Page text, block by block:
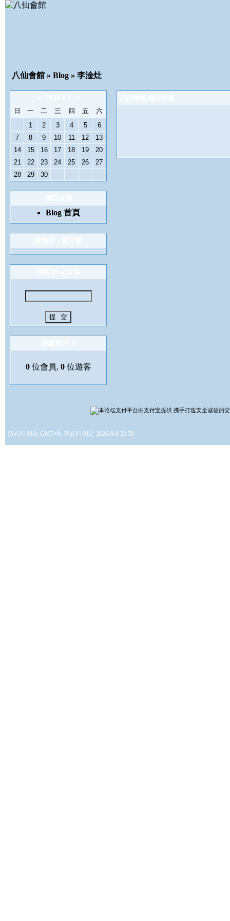
八仙會館 » Blog » 李淦灶
日
一 二 三 四 五
六
1
2 3 4 5
6
7
8 9 10 11 12
13
14
15 16 17 18 19
20
21
22 23 24 25 26
27
28
29 30
Blog 首頁
0位會員, 0位遊客
所有時間為 GMT+8, 現在時間是 2026-8-8 23:50